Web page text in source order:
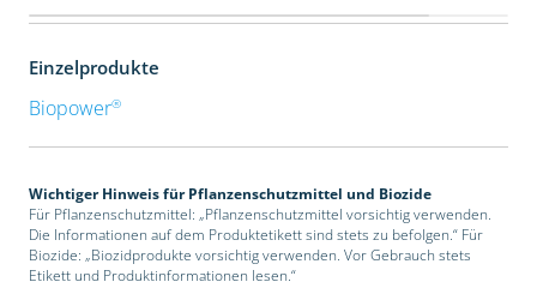
Einzelprodukte
Biopower®
Wichtiger Hinweis für Pflanzenschutzmittel und Biozide
Für Pflanzenschutzmittel: „Pflanzenschutzmittel vorsichtig verwenden.
Die Informationen auf dem Produktetikett sind stets zu befolgen.“ Für
Biozide: „Biozidprodukte vorsichtig verwenden. Vor Gebrauch stets
Etikett und Produktinformationen lesen.“